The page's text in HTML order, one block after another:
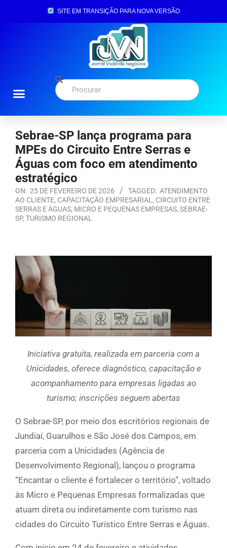
SITE EM TRANSIÇÃO PARA NOVA VERSÃO
Sebrae-SP lança programa para
MPEs do Circuito Entre Serras e
Águas com foco em atendimento
estratégico
ON: 25 DE FEVEREIRO DE 2026 TAGGED: ATENDIMENTO
AO CLIENTE, CAPACITAÇÃO EMPRESARIAL , CIRCUITO ENTRE
SERRAS E ÁGUAS, MICRO E PEQUENAS EMPRESAS, SEBRAE-
SP, TURISMO REGIONAL
Iniciativa gratuita, realizada em parceria com a
Unicidades, oferece diagnóstico, capacitação e
acompanhamento para empresas ligadas ao
turismo; inscrições seguem abertas
O Sebrae-SP, por meio dos escritórios regionais de
Jundiaí, Guarulhos e São José dos Campos, em
parceria com a Unicidades (Agência de
Desenvolvimento Regional), lançou o programa
“Encantar o cliente é fortalecer o território”, voltado
às Micro e Pequenas Empresas formalizadas que
atuam direta ou indiretamente com turismo nas
cidades do Circuito Turístico Entre Serras e Águas.